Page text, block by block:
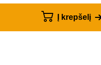
Į krepšelį